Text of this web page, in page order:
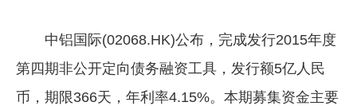
地矿 建设
党建工作
中铝国际(02068.HK)公布，完成发行2015年度
第四期非公开定向债务融资工具，发行额5亿人民
币，期限366天，年利率4.15%。本期募集资金主要